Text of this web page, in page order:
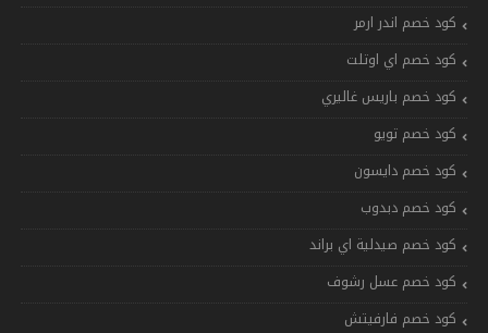
كود خصم اندر ارمر
كود خصم اي اوتلت
كود خصم باريس غاليري
كود خصم تويو
كود خصم دايسون
كود خصم دبدوب
كود خصم صيدلية اي براند
كود خصم عسل رشوف
كود خصم فارفيتش